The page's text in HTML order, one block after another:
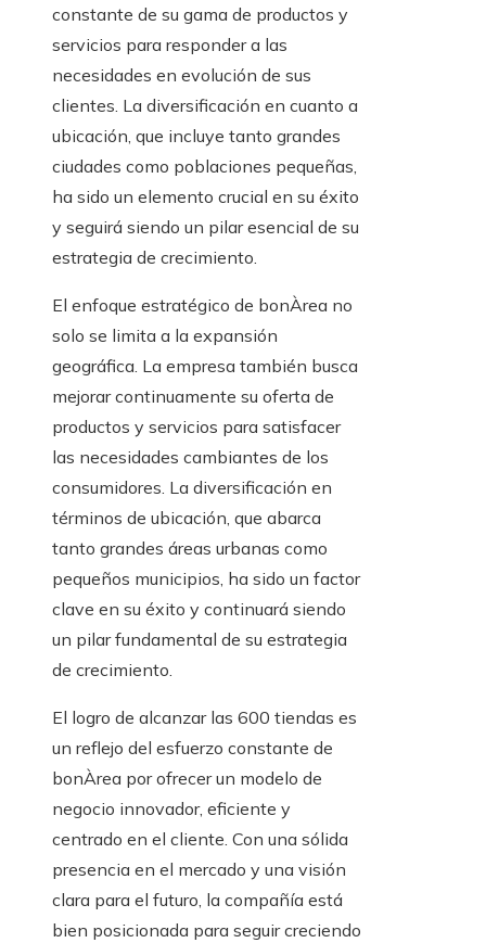
constante de su gama de productos y
servicios para responder a las
necesidades en evolución de sus
clientes. La diversificación en cuanto a
ubicación, que incluye tanto grandes
ciudades como poblaciones pequeñas,
ha sido un elemento crucial en su éxito
y seguirá siendo un pilar esencial de su
estrategia de crecimiento.
El enfoque estratégico de bonÀrea no
solo se limita a la expansión
geográfica. La empresa también busca
mejorar continuamente su oferta de
productos y servicios para satisfacer
las necesidades cambiantes de los
consumidores. La diversificación en
términos de ubicación, que abarca
tanto grandes áreas urbanas como
pequeños municipios, ha sido un factor
clave en su éxito y continuará siendo
un pilar fundamental de su estrategia
de crecimiento.
El logro de alcanzar las 600 tiendas es
un reflejo del esfuerzo constante de
bonÀrea por ofrecer un modelo de
negocio innovador, eficiente y
centrado en el cliente. Con una sólida
presencia en el mercado y una visión
clara para el futuro, la compañía está
bien posicionada para seguir creciendo